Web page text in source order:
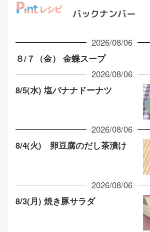
バックナンバー
2026/08/06
８/７（金） 金蝶スープ
2026/08/06
8/5(水) 塩バナナドーナツ
2026/08/06
8/4(火) 卵豆腐のだし茶漬け
2026/08/06
8/3(月) 焼き豚サラダ